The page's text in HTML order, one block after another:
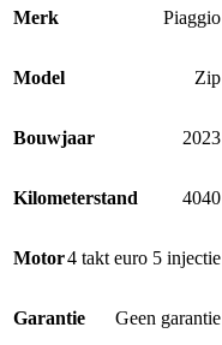
Merk Piaggio
Model Zip
Bouwjaar 2023
Kilometerstand 4040
Motor4 takt euro 5 injectie
Garantie Geen garantie